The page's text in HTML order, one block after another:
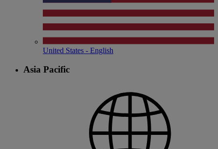
United States - English
Asia Pacific